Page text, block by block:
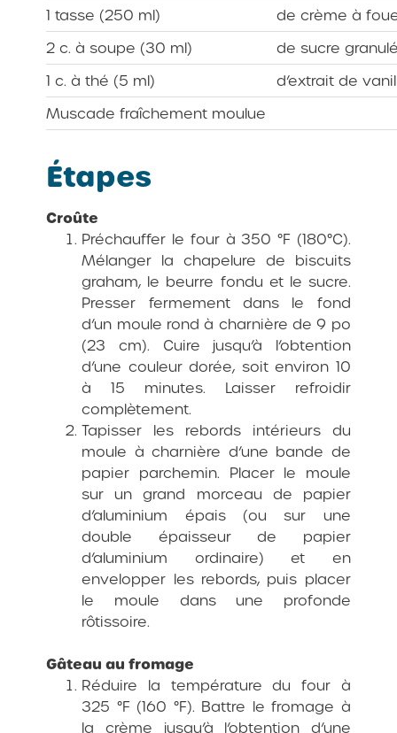
1 tasse (250 ml)
de crème à
2 c. à soupe (30 ml)
de sucre
1 c. à thé (5 ml)
d’extrait de
Muscade fraîchement moulue
Étapes
Croûte
Préchauffer le four à 350 °F (180°C).
Mélanger la chapelure de biscuits
graham, le beurre fondu et le sucre.
Presser fermement dans le fond
d’un moule rond à charnière de 9 po
(23 cm). Cuire jusqu’à l’obtention
d’une couleur dorée, soit environ 10
à 15 minutes. Laisser refroidir
complètement.
Tapisser les rebords intérieurs du
moule à charnière d’une bande de
papier parchemin. Placer le moule
sur un grand morceau de papier
d’aluminium épais (ou sur une
double épaisseur de papier
d’aluminium ordinaire) et en
envelopper les rebords, puis placer
le moule dans une profonde
rôtissoire.
Gâteau au fromage
Réduire la température du four à
325 °F (160 °F). Battre le fromage à
la crème jusqu’à l’obtention d’une